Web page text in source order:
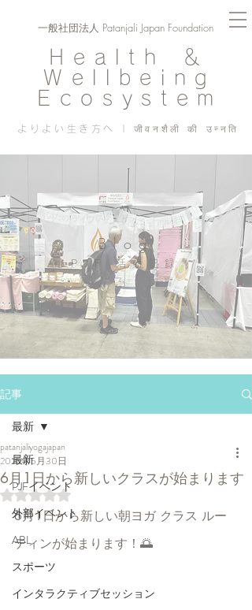
Health ＆
Wellbeing
Ecosystem
よりよい生き方へ | जीवनशैली की उन्नति
一般社団法人 Patanjali Japan Foundation
Blog
PJF ​活動記録
記事
最新
PJFイベント
外部イベント
ABL
スポーツ
インタラクティブセッション
最新
6月1日から新しいクラスが始まります
patanjaliyogajapan
2025年5月30日
5つ星のうちNaNと評価されています。
6月1日から新しい朝ヨガ クラス ルー
ティンが始まります！🌅